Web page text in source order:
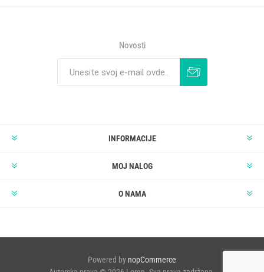
Novosti
INFORMACIJE
MOJ NALOG
O NAMA
Powered by nopCommerce